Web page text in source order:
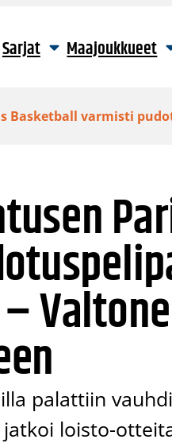
Sarjat Maajoukkueet
Basketball varmisti
palattiin
loisto-